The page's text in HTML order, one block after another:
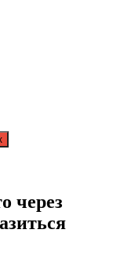
через